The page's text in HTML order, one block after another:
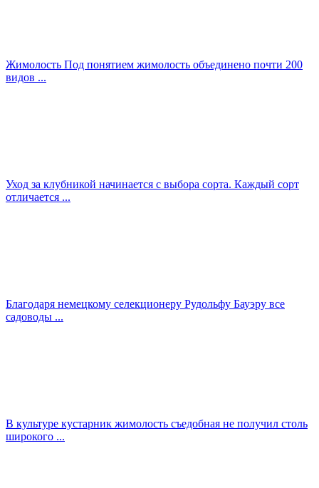
Жимолость Под понятием жимолость объединено почти 200
видов ...
Уход за клубникой начинается с выбора сорта. Каждый сорт
отличается ...
Благодаря немецкому селекционеру Рудольфу Бауэру все
садоводы ...
В культуре кустарник жимолость съедобная не получил столь
широкого ...